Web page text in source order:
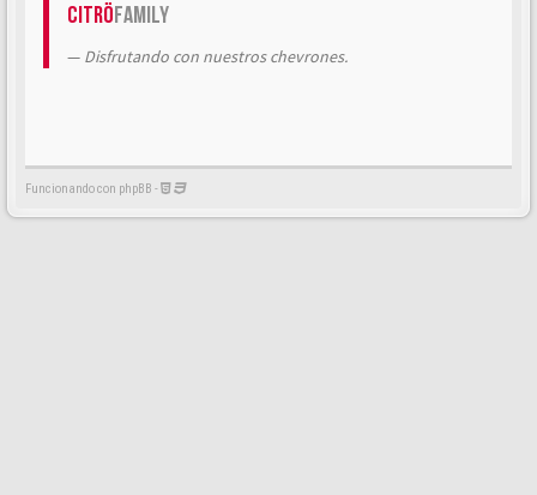
CitröFamily
Disfrutando con nuestros chevrones.
Funcionando con phpBB -